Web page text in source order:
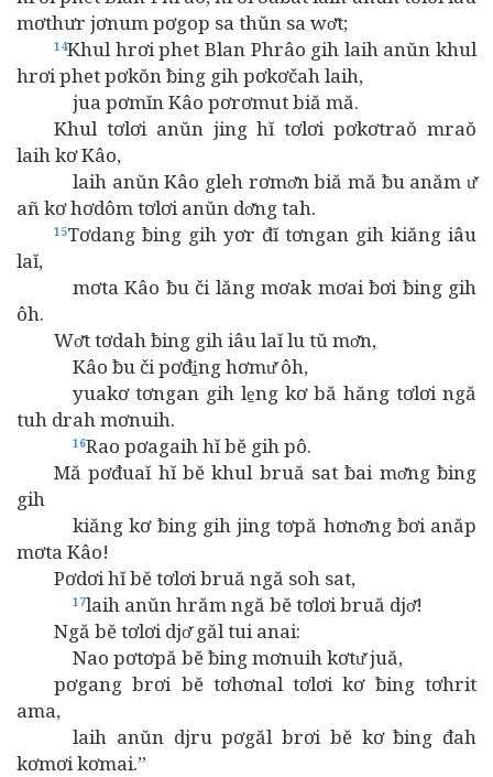
mơthưr jơnum pơgop sa thŭn sa wơ̆t;
14Khul hrơi phet Blan Phrâo gih laih anŭn khul
hrơi phet pơkŏn ƀing gih pơkơčah laih,
jua pơmĭn Kâo pơrơmut biă mă.
Khul tơlơi anŭn jing hĭ tơlơi pơkơtraŏ mraŏ
laih kơ Kâo,
laih anŭn Kâo gleh rơmơ̆n biă mă ƀu anăm ư̆
añ kơ hơdôm tơlơi anŭn dơ̆ng tah.
15Tơdang ƀing gih yơr đĭ tơngan gih kiăng iâu
laĭ,
mơta Kâo ƀu či lăng mơak mơai ƀơi ƀing gih
ôh.
Wơ̆t tơdah ƀing gih iâu laĭ lu tŭ mơ̆n,
Kâo ƀu či pơđi̱ng hơmư̆ ôh,
yuakơ tơngan gih le̱ng kơ bă hăng tơlơi ngă
tuh drah mơnuih.
16Rao pơagaih hĭ bĕ gih pô.
Mă pơđuaĭ hĭ bĕ khul bruă sat ƀai mơ̆ng ƀing
gih
kiăng kơ ƀing gih jing tơpă hơnơ̆ng ƀơi anăp
mơta Kâo!
Pơdơi hĭ bĕ tơlơi bruă ngă soh sat,
17laih anŭn hrăm ngă bĕ tơlơi bruă djơ̆!
Ngă bĕ tơlơi djơ̆ găl tui anai:
Nao pơtơpă bĕ ƀing mơnuih kơtư̆ juă,
pơgang brơi bĕ tơhơnal tơlơi kơ ƀing tơhrit
ama,
laih anŭn djru pơgăl brơi bĕ kơ ƀing đah
kơmơi kơmai.”